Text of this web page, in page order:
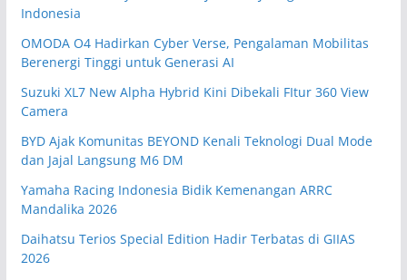
Indonesia
OMODA O4 Hadirkan Cyber Verse, Pengalaman Mobilitas
Berenergi Tinggi untuk Generasi AI
Suzuki XL7 New Alpha Hybrid Kini Dibekali FItur 360 View
Camera
BYD Ajak Komunitas BEYOND Kenali Teknologi Dual Mode
dan Jajal Langsung M6 DM
Yamaha Racing Indonesia Bidik Kemenangan ARRC
Mandalika 2026
Daihatsu Terios Special Edition Hadir Terbatas di GIIAS
2026